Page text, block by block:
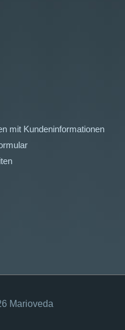
mit Kundeninformationen
Marioveda